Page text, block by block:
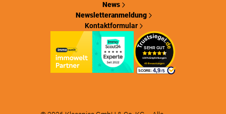
News
Newsletteranmeldung
Kontaktformular